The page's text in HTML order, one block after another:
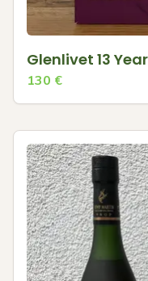
Glenlivet 13
130 €